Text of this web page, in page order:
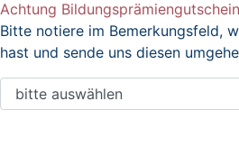
Achtung
Bitte notiere im Bemerkungsfeld,
hast und sende uns diesen